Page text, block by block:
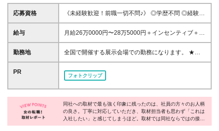
応募資格
《未経験歓迎！前職一切不問♪》 ◎学歴不問 ◎経験不
問 ※応募に必須の資格はありません！ ～こんな方は
大歓迎～ 「接客の仕事が大好き」 「チームで協力し
てみたい」 「もう一度正社員として活躍したい」
給与
月給26万0000円〜28万5000円＋インセンティブ＋賞
与年2回＋交通費支給 ※経験・スキルを考慮します。
※試用期間6ヵ月あり（給与・待遇は本採用時と変わ
勤務地
全国で開催する展示会場での勤務になります。 ★展
示会の合間で、プライベートも大事に★ 仕事のオン
とオフのメリハリはきっちりしていて、 仕事がお休
みの日には現地でメンバー同士観光を楽しむことも◎
日本全国のご当地グルメを楽しめるのも、この仕事の
魅力です♪ ★直行直帰で展示会に向かいます★ 事業所
への出社はほとんどありません。 イベントは3日～10
日程度。 遠方の場合はもちろん宿泊先をご用意しま
す！ また、月1～2回遠方での展示会があり、 仕事で
PR
フォトクリップ
同社への取材で最も強く印象に残ったのは、社員の方々のお人柄
の良さ。丁寧に対応していただき、取材担当者も思わず「これは
入社したい」と感じてしまうほど。取材では同社ならではの接客
の醍醐味や制度面の豊富さなど、沢山のお話をお伺いできまし